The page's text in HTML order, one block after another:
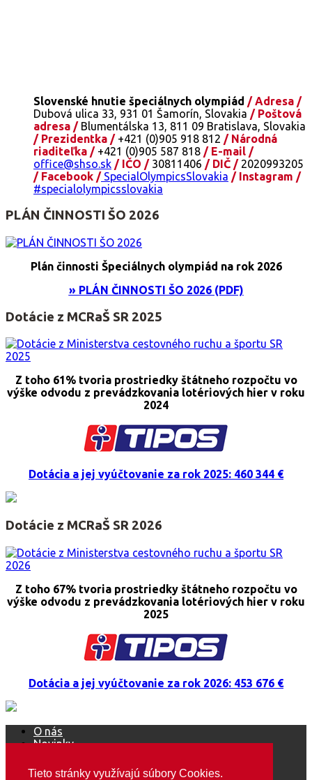
Tieto stránky využívajú súbory Cookies.
Slovenské hnutie špeciálnych olympiád / Adresa /
Dubová ulica 33, 931 01 Šamorín, Slovakia / Poštová
adresa /Blumentálska 13, 811 09 Bratislava, Slovakia
/ Prezidentka /+421 (0)905 918 812 / Národná
riaditeľka /+421 (0)905 587 818 / E-mail /
office@shso.sk / IČO /30811406 / DIČ /2020993205
/ Facebook /SpecialOlympicsSlovakia / Instagram /
#specialolympicsslovakia
PLÁN ČINNOSTI ŠO 2026
Plán činnosti Špeciálnych olympiád na rok 2026
» PLÁN ČINNOSTI ŠO 2026 (PDF)
Dotácie z MCRaŠ SR 2025
Z toho 61% tvoria prostriedky štátneho rozpočtu vo
výške odvodu z prevádzkovania lotériových hier v roku
2024
Dotácia a jej vyúčtovanie za rok 2025: 460 344 €
Dotácie z MCRaŠ SR 2026
Z toho 67% tvoria prostriedky štátneho rozpočtu vo
výške odvodu z prevádzkovania lotériových hier v roku
2025
Dotácia a jej vyúčtovanie za rok 2026: 453 676 €
O nás
Novinky
Mediálne výstupy